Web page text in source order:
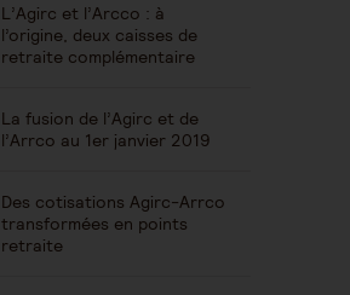
L’Agirc et l’Arcco : à
l’origine, deux caisses de
retraite complémentaire
La fusion de l’Agirc et de
l’Arrco au 1er janvier 2019
Des cotisations Agirc-Arrco
transformées en points
retraite